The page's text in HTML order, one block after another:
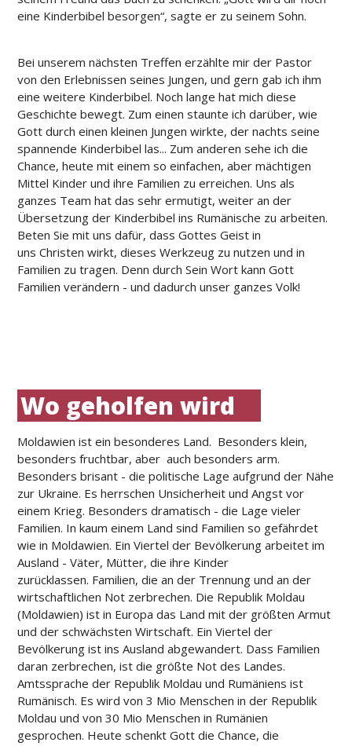
eine Kinderbibel besorgen“, sagte er zu seinem Sohn.
Bei unserem nächsten Treffen erzählte mir der Pastor
von den Erlebnissen seines Jungen, und gern gab ich ihm
eine weitere Kinderbibel. Noch lange hat mich diese
Geschichte bewegt. Zum einen staunte ich darüber, wie
Gott durch einen kleinen Jungen wirkte, der nachts seine
spannende Kinderbibel las... Zum anderen sehe ich die
Chance, heute mit einem so einfachen, aber mächtigen
Mittel Kinder und ihre Familien zu erreichen. Uns als
ganzes Team hat das sehr ermutigt, weiter an der
Übersetzung der Kinderbibel ins Rumänische zu arbeiten.
Beten Sie mit uns dafür, dass Gottes Geist in
uns Christen wirkt, dieses Werkzeug zu nutzen und in
Familien zu tragen. Denn durch Sein Wort kann Gott
Familien verändern - und dadurch unser ganzes Volk!
Wo geholfen wird
Moldawien ist ein besonderes Land. Besonders klein,
besonders fruchtbar, aber auch besonders arm.
Besonders brisant - die politische Lage aufgrund der Nähe
zur Ukraine. Es herrschen Unsicherheit und Angst vor
einem Krieg. Besonders dramatisch - die Lage vieler
Familien. In kaum einem Land sind Familien so gefährdet
wie in Moldawien. Ein Viertel der Bevölkerung arbeitet im
Ausland - Väter, Mütter, die ihre Kinder
zurücklassen. Familien, die an der Trennung und an der
wirtschaftlichen Not zerbrechen. Die Republik Moldau
(Moldawien) ist in Europa das Land mit der größten Armut
und der schwächsten Wirtschaft. Ein Viertel der
Bevölkerung ist ins Ausland abgewandert. Dass Familien
daran zerbrechen, ist die größte Not des Landes.
Amtssprache der Republik Moldau und Rumäniens ist
Rumänisch. Es wird von 3 Mio Menschen in der Republik
Moldau und von 30 Mio Menschen in Rumänien
gesprochen. Heute schenkt Gott die Chance, die